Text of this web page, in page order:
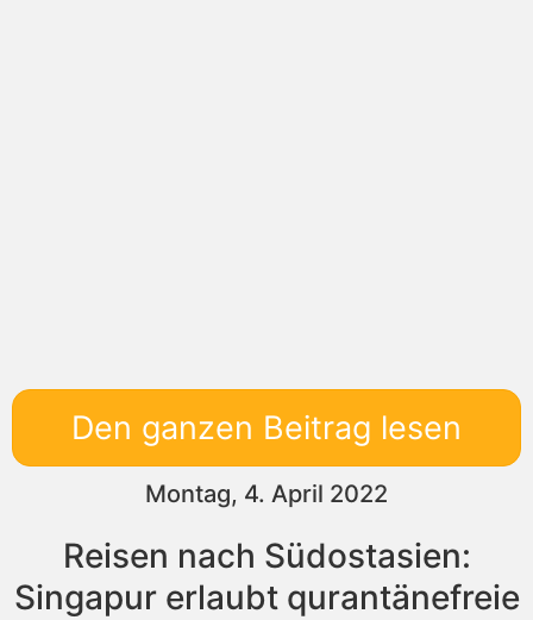
Den ganzen Beitrag lesen
Montag, 4. April 2022
Reisen nach Südostasien:
Singapur erlaubt qurantänefreie